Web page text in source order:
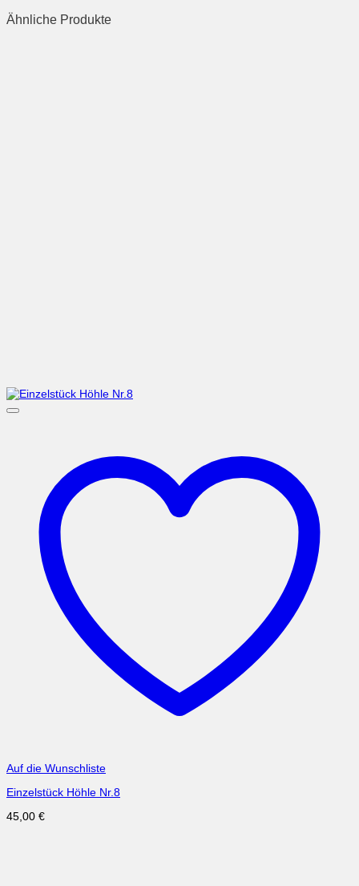
Ähnliche Produkte
Auf die Wunschliste
Einzelstück Höhle Nr.8
45,00 €